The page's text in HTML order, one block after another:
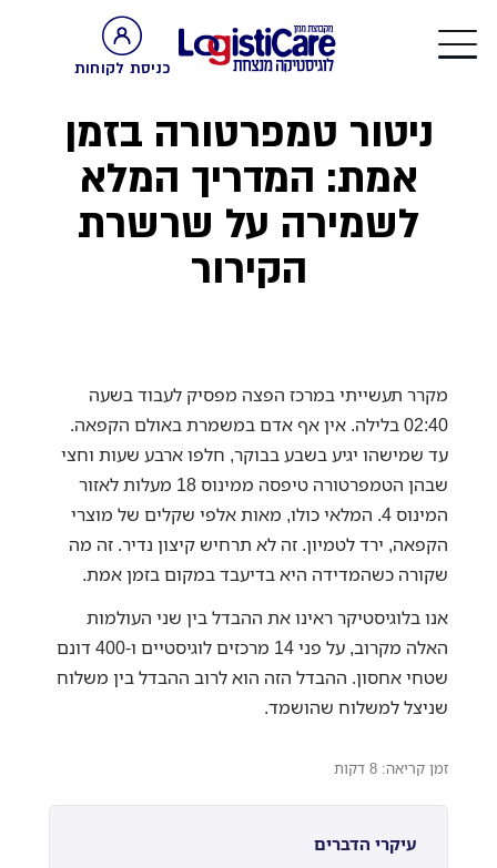
כניסת לקוחות
ניטור טמפרטורה בזמן
אמת: המדריך המלא
לשמירה על שרשרת
הקירור
מקרר תעשייתי במרכז הפצה מפסיק לעבוד בשעה
02:40 בלילה. אין אף אדם במשמרת באולם הקפאה.
עד שמישהו יגיע בשבע בבוקר, חלפו ארבע שעות וחצי
שבהן הטמפרטורה טיפסה ממינוס 18 מעלות לאזור
המינוס 4. המלאי כולו, מאות אלפי שקלים של מוצרי
הקפאה, ירד לטמיון. זה לא תרחיש קיצון נדיר. זה מה
שקורה כשהמדידה היא בדיעבד במקום בזמן אמת.
אנו בלוגיסטיקר ראינו את ההבדל בין שני העולמות
האלה מקרוב, על פני 14 מרכזים לוגיסטיים ו-400 דונם
שטחי אחסון. ההבדל הזה הוא לרוב ההבדל בין משלוח
שניצל למשלוח שהושמד.
זמן קריאה: 8 דקות
עיקרי הדברים